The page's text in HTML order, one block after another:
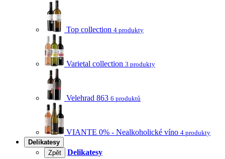
Top collection 4 produkty
Varietal collection 3 produkty
Velehrad 863 6 produktů
VIANTE 0% - Nealkoholické víno 4 produkty
Delikatesy
Zpět
Delikatesy